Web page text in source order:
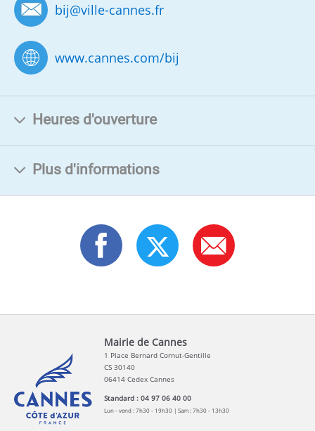
bij@ville-cannes.fr
www.cannes.com/bij
Heures d'ouverture
Plus d'informations
Mairie de Cannes
1 Place Bernard Cornut-Gentille
CS 30140
06414 Cedex Cannes
Standard : 04 97 06 40 00
Lun - vend : 7h30 - 19h30 | Sam : 7h30 - 13h30